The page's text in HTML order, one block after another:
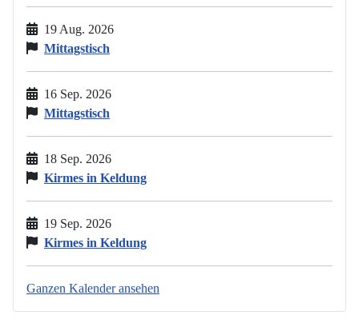
19 Aug. 2026
Mittagstisch
16 Sep. 2026
Mittagstisch
18 Sep. 2026
Kirmes in Keldung
19 Sep. 2026
Kirmes in Keldung
Ganzen Kalender ansehen